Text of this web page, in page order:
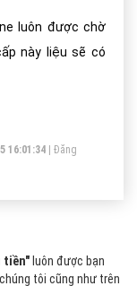
luôn được chờ
này liệu sẽ có
16:01:34
Đăng
tiền" luôn được bạn
tôi cũng như trên